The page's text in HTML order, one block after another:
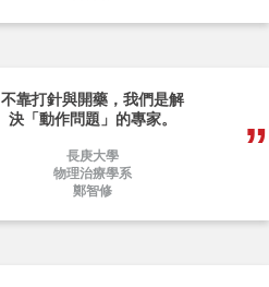
不靠打針與開藥，我們是解
決「動作問題」的專家。
長庚大學
物理治療學系
鄭智修